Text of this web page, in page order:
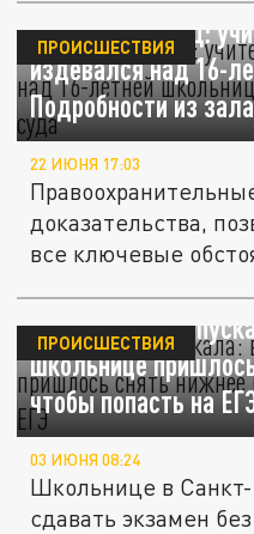
Прут, нож и ЛСД:
издевался над 16-
Подробности из
ПРОИСШЕСТВИЯ
22 ИЮНЯ 17:03
доказательства,
все ключевые
"Рамка" не
школьнице
чтобы попасть на
ПРОИСШЕСТВИЯ
03 ИЮНЯ 08:24
Школьнице в
сдавать экзамен